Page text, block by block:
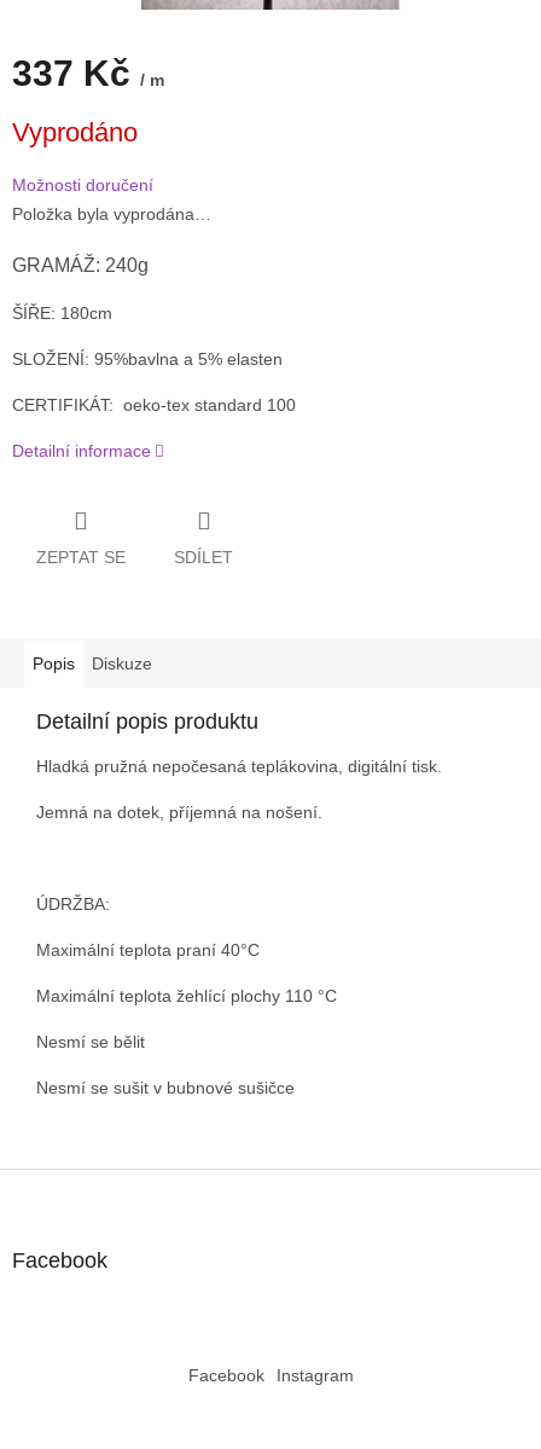
337 Kč / m
cena:
Vyprodáno
Možnosti doručení
Položka byla vyprodána…
GRAMÁŽ: 240g
ŠÍŘE: 180cm
SLOŽENÍ: 95%bavlna a 5% elasten
CERTIFIKÁT: oeko-tex standard 100
Detailní informace
ZEPTAT SE SDÍLET
Popis Diskuze
Detailní popis produktu
Hladká pružná nepočesaná teplákovina, digitální tisk.
Jemná na dotek, příjemná na nošení.
ÚDRŽBA:
Maximální teplota praní 40°C
Maximální teplota žehlící plochy 110 °C
Nesmí se bělit
Nesmí se sušit v bubnové sušičce
Facebook
Facebook Instagram